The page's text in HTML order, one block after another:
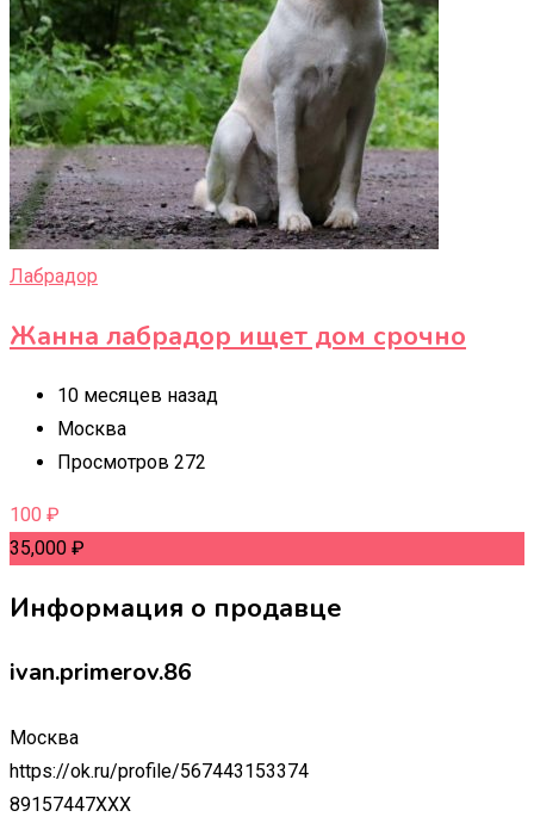
Лабрадор
Жанна лабрадор ищет дом срочно
10 месяцев назад
Москва
Просмотров 272
100 ₽
35,000 ₽
Информация о продавце
ivan.primerov.86
Москва
https://ok.ru/profile/567443153374
89157447XXX